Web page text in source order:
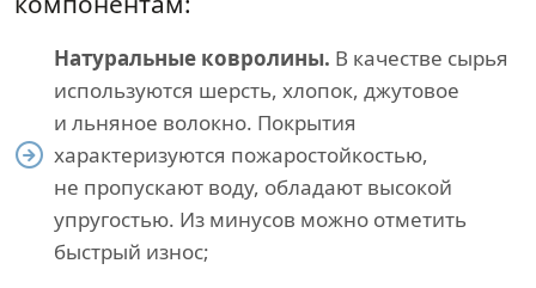
Натуральные ковролины. В качестве сырья
используются шерсть, хлопок, джутовое
и льняное волокно. Покрытия
характеризуются пожаростойкостью,
не пропускают воду, обладают высокой
упругостью. Из минусов можно отметить
быстрый износ;